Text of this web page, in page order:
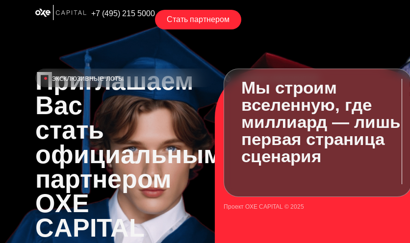
+7 (495) 215 5000
Стать партнером
Приглашаем
Вас
стать
официальным
партнером
OXE
CAPITAL
эксклюзивные лоты громкие мероприятия
Мы строим
вселенную, где
миллиард — лишь
первая страница
сценария
Проект OXE CAPITAL © 2025